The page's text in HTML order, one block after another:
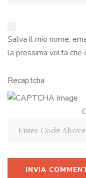
Salva il mio nome,
la prossima volta che
Recaptcha